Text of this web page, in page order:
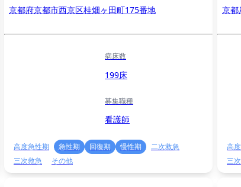
京都府京都市西京区桂畑ヶ田町175番地
病床数
199床
募集職種
看護師
高度急性期 急性期 回復期 慢性期
二次救急
三次救急
その他
京都
高
三